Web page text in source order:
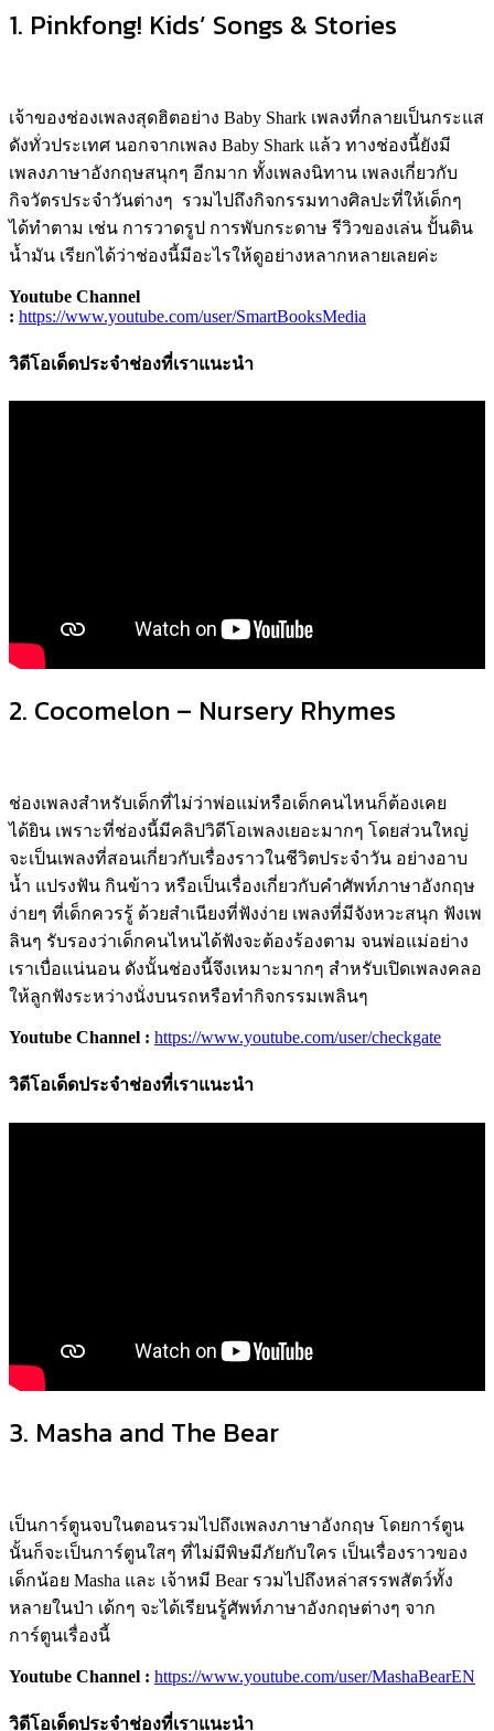
1. Pinkfong! Kids’ Songs & Stories
เจ้าของช่องเพลงสุดฮิตอย่าง Baby Shark เพลงที่กลายเป็นกระแส
ดังทั่วประเทศ นอกจากเพลง Baby Shark แล้ว ทางช่องนี้ยังมี
เพลงภาษาอังกฤษสนุกๆ อีกมาก ทั้งเพลงนิทาน เพลงเกี่ยวกับ
กิจวัตรประจำวันต่างๆ รวมไปถึงกิจกรรมทางศิลปะที่ให้เด็กๆ
ได้ทำตาม เช่น การวาดรูป การพับกระดาษ รีวิวของเล่น ปั้นดิน
น้ำมัน เรียกได้ว่าช่องนี้มีอะไรให้ดูอย่างหลากหลายเลยค่ะ
Youtube Channel
: https://www.youtube.com/user/SmartBooksMedia
วิดีโอเด็ดประจำช่องที่เราแนะนำ
2. Cocomelon – Nursery Rhymes
ช่องเพลงสำหรับเด็กที่ไม่ว่าพ่อแม่หรือเด็กคนไหนก็ต้องเคย
ได้ยิน เพราะที่ช่องนี้มีคลิปวิดีโอเพลงเยอะมากๆ โดยส่วนใหญ่
จะเป็นเพลงที่สอนเกี่ยวกับเรื่องราวในชีวิตประจำวัน อย่างอาบ
น้ำ แปรงฟัน กินข้าว หรือเป็นเรื่องเกี่ยวกับคำศัพท์ภาษาอังกฤษ
ง่ายๆ ที่เด็กควรรู้ ด้วยสำเนียงที่ฟังง่าย เพลงที่มีจังหวะสนุก ฟังเพ
ลินๆ รับรองว่าเด็กคนไหนได้ฟังจะต้องร้องตาม จนพ่อแม่อย่าง
เราเบื่อแน่นอน ดังนั้นช่องนี้จึงเหมาะมากๆ สำหรับเปิดเพลงคลอ
ให้ลูกฟังระหว่างนั่งบนรถหรือทำกิจกรรมเพลินๆ
Youtube Channel : https://www.youtube.com/user/checkgate
วิดีโอเด็ดประจำช่องที่เราแนะนำ
3. Masha and The Bear
เป็นการ์ตูนจบในตอนรวมไปถึงเพลงภาษาอังกฤษ โดยการ์ตูน
นั้นก็จะเป็นการ์ตูนใสๆ ที่ไม่มีพิษมีภัยกับใคร เป็นเรื่องราวของ
เด็กน้อย Masha และ เจ้าหมี Bear รวมไปถึงหล่าสรรพสัตว์ทั้ง
หลายในป่า เด้กๆ จะได้เรียนรู้ศัพท์ภาษาอังกฤษต่างๆ จาก
การ์ตูนเรื่องนี้
Youtube Channel : https://www.youtube.com/user/MashaBearEN
วิดีโอเด็ดประจำช่องที่เราแนะนำ